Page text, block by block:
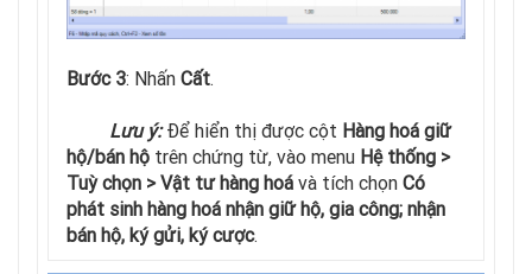
Bước 3: Nhấn Cất.
Lưu ý:Để hiển thị được cột Hàng hoá giữ
hộ/bán hộ trên chứng từ, vào menu Hệ thống >
Tuỳ chọn > Vật tư hàng hoá và tích chọn Có
phát sinh hàng hoá nhận giữ hộ, gia công; nhận
bán hộ, ký gửi, ký cược.